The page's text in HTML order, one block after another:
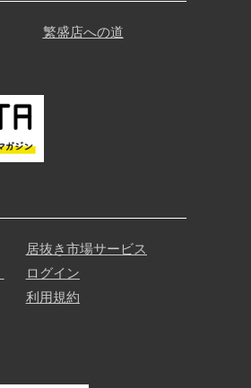
繁盛店への道
居抜き市場サービス
ログイン
利用規約